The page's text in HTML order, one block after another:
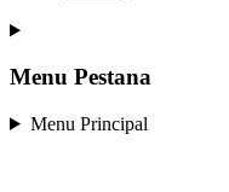
Menu Pestana
Menu Principal